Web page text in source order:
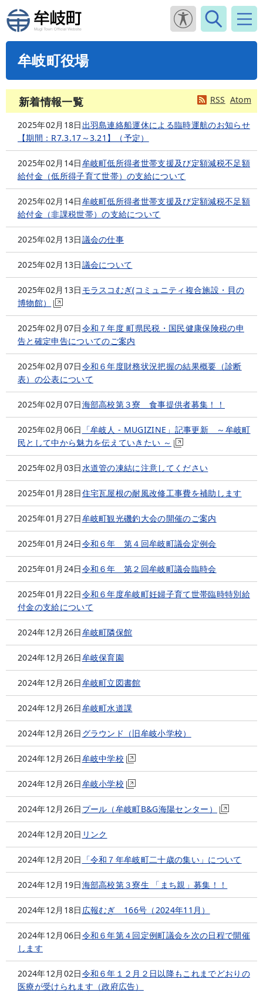
牟岐町役場
RSS Atom
新着情報一覧
2025年02月18日出羽島連絡船運休による臨時運航のお知らせ
【期間：R7.3.17～3.21】（予定）
2025年02月14日牟岐町低所得者世帯支援及び定額減税不足額
給付金（低所得子育て世帯）の支給について
2025年02月14日牟岐町低所得者世帯支援及び定額減税不足額
給付金（非課税世帯）の支給について
2025年02月13日議会の仕事
2025年02月13日議会について
2025年02月13日 モラスコむぎ(コミュニティ複合施設・貝の
博物館）
2025年02月07日令和７年度 町県民税・国民健康保険税の申
告と確定申告についてのご案内
2025年02月07日令和６年度財務状況把握の結果概要（診断
表）の公表について
2025年02月07日海部高校第３寮 食事提供者募集！！
2025年02月06日 「牟岐人 - MUGIZINE」記事更新 ～牟岐町
民として中から魅力を伝えていきたい ～
2025年02月03日水道管の凍結に注意してください
2025年01月28日住宅瓦屋根の耐風改修工事費を補助します
2025年01月27日牟岐町観光磯釣大会の開催のご案内
2025年01月24日令和６年 第４回牟岐町議会定例会
2025年01月24日令和６年 第２回牟岐町議会臨時会
2025年01月22日令和６年度牟岐町妊婦子育て世帯臨時特別給
付金の支給について
2024年12月26日牟岐町隣保館
2024年12月26日牟岐保育園
2024年12月26日牟岐町立図書館
2024年12月26日牟岐町水道課
2024年12月26日 グラウンド（旧牟岐小学校）
2024年12月26日牟岐中学校
2024年12月26日牟岐小学校
2024年12月26日 プール（牟岐町B&G海陽センター）
2024年12月20日 リンク
2024年12月20日 「令和７年牟岐町二十歳の集い」について
2024年12月19日海部高校第３寮生 「まち親」募集！！
2024年12月18日 広報むぎ 166号（2024年11月）
2024年12月06日令和６年第４回定例町議会を次の日程で開催
します
2024年12月02日令和６年１２月２日以降もこれまでどおりの
医療が受けられます（政府広告）